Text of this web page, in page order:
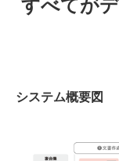
すべてが
システム概要図